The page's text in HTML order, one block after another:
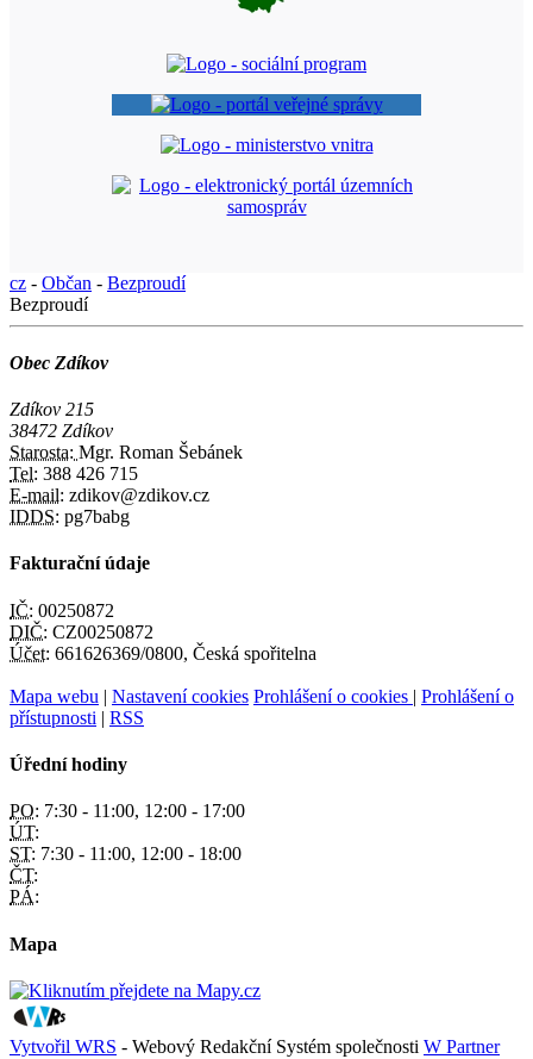
cz - Občan - Bezproudí
Bezproudí
Obec Zdíkov
Zdíkov 215
38472 Zdíkov
Starosta: Mgr. Roman Šebánek
Tel: 388 426 715
E-mail: zdikov@zdikov.cz
IDDS: pg7babg
Fakturační údaje
IČ: 00250872
DIČ: CZ00250872
Účet: 661626369/0800, Česká spořitelna
Mapa webu | Nastavení cookies Prohlášení o cookies | Prohlášení o
přístupnosti | RSS
Úřední hodiny
PO: 7:30 - 11:00, 12:00 - 17:00
ÚT:
ST: 7:30 - 11:00, 12:00 - 18:00
ČT:
PÁ:
Mapa
Vytvořil WRS - Webový Redakční Systém společnosti W Partner